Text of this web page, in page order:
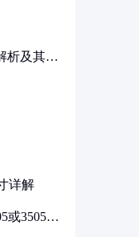
析及其在
详解
或3505代